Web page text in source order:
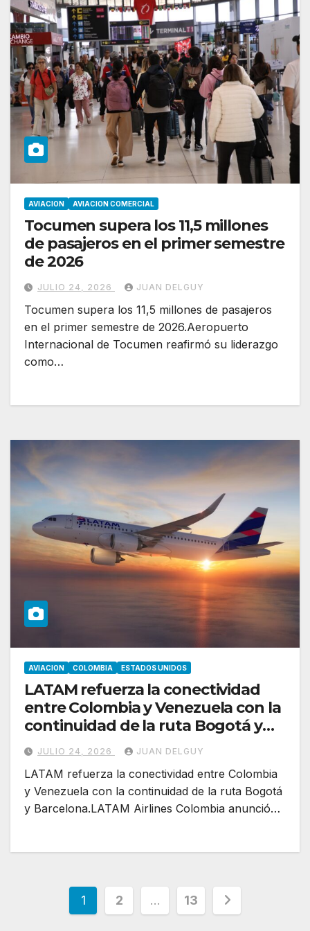
AVIACION AVIACION COMERCIAL
Tocumen supera los 11,5 millones
de pasajeros en el primer semestre
de 2026
JULIO 24, 2026 JUAN DELGUY
Tocumen supera los 11,5 millones de pasajeros
en el primer semestre de 2026.Aeropuerto
Internacional de Tocumen reafirmó su liderazgo
como…
AVIACION COLOMBIA ESTADOS UNIDOS
LATAM refuerza la conectividad
entre Colombia y Venezuela con la
continuidad de la ruta Bogotá y
Barcelona
JULIO 24, 2026 JUAN DELGUY
LATAM refuerza la conectividad entre Colombia
y Venezuela con la continuidad de la ruta Bogotá
y Barcelona.LATAM Airlines Colombia anunció…
Paginación
1 2 … 13